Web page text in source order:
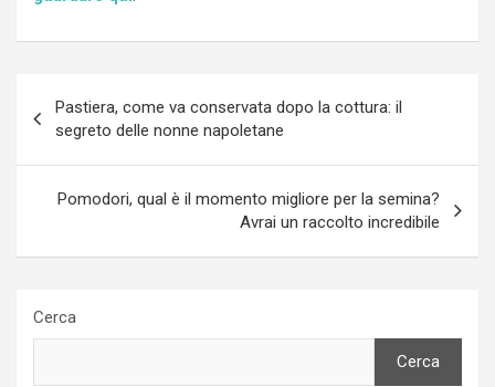
articoli
Pastiera, come va conservata dopo la cottura: il
segreto delle nonne napoletane
Pomodori, qual è il momento migliore per la semina?
Avrai un raccolto incredibile
Cerca
Cerca